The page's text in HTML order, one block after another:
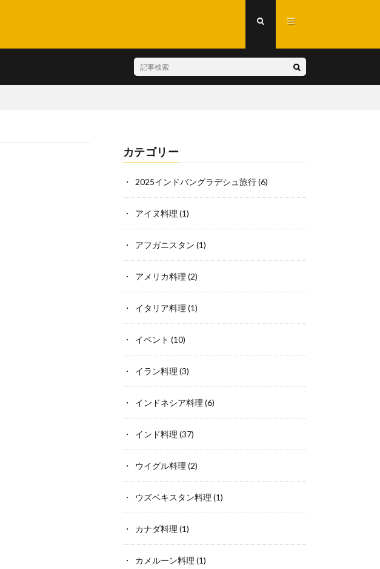
カテゴリー
2025インドバングラデシュ旅行(6)
アイヌ料理 (1)
アフガニスタン (1)
アメリカ料理 (2)
イタリア料理 (1)
イベント (10)
イラン料理 (3)
インドネシア料理 (6)
インド料理 (37)
ウイグル料理 (2)
ウズベキスタン料理 (1)
カナダ料理 (1)
カメルーン料理 (1)